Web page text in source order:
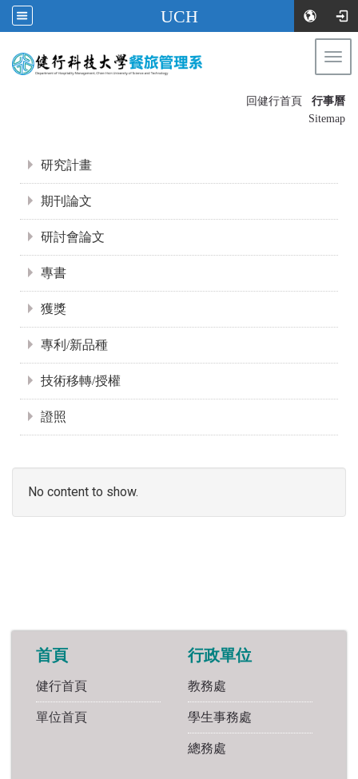
UCH
回健行首頁
行事曆
Sitemap
研究計畫
期刊論文
研討會論文
專書
獲獎
專利/新品種
技術移轉/授權
證照
No content to show.
首頁
健行首頁
單位首頁
行政單位
教務處
學生事務處
總務處